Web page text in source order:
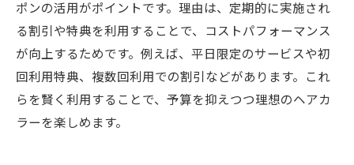
ポンの活用がポイントです。理由は、定期的に実施され
る割引や特典を利用することで、コストパフォーマンス
が向上するためです。例えば、平日限定のサービスや初
回利用特典、複数回利用での割引などがあります。これ
らを賢く利用することで、予算を抑えつつ理想のヘアカ
ラーを楽しめます。